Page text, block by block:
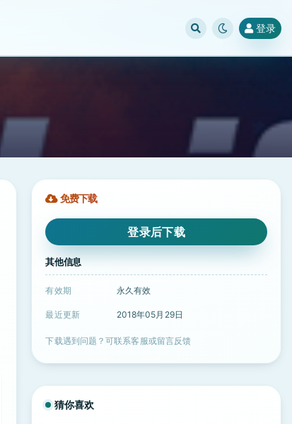
登录
免费下载
登录后下载
其他信息
有效期 永久有效
最近更新 2018年05月29日
下载遇到问题？可联系客服或留言反馈
猜你喜欢